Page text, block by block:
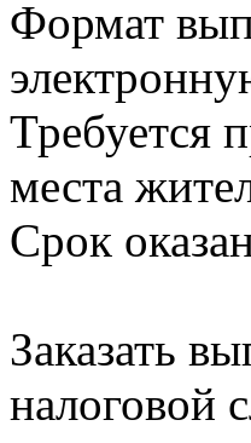
Формат
Требуется
места
Срок
Заказать
налоговой